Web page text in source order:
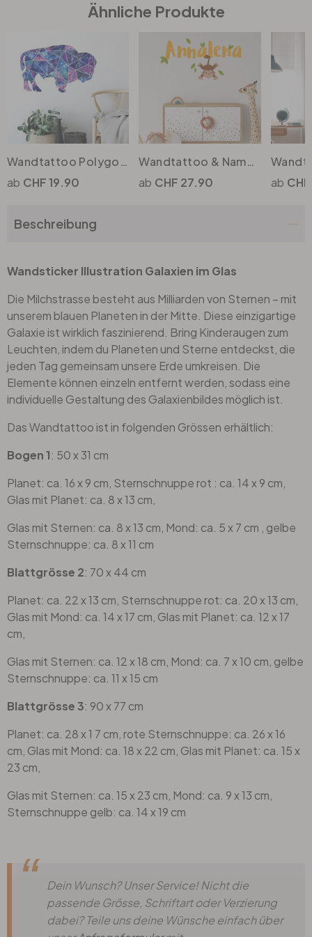
Bad
Eingangsbereich
Ähnliche Produkte
Wandtattoo Polygon Galaxie Bison
CHF 19.90
Wandtattoo & Name Äffchen
CHF 27.90
Beschreibung
Wandsticker Illustration Galaxien im Glas
Die Milchstrasse besteht aus Milliarden von Sternen – mit
unserem blauen Planeten in der Mitte. Diese einzigartige
Galaxie ist wirklich faszinierend. Bring Kinderaugen zum
Leuchten, indem du Planeten und Sterne entdeckst, die
jeden Tag gemeinsam unsere Erde umkreisen. Die
Elemente können einzeln entfernt werden, sodass eine
individuelle Gestaltung des Galaxienbildes möglich ist.
Das Wandtattoo ist in folgenden Grössen erhältlich:
Bogen 1: 50 x 31 cm
Planet: ca. 16 x 9 cm, Sternschnuppe rot : ca. 14 x 9 cm,
Glas mit Planet: ca. 8 x 13 cm,
Glas mit Sternen: ca. 8 x 13 cm, Mond: ca. 5 x 7 cm , gelbe
Sternschnuppe: ca. 8 x 11 cm
Blattgrösse 2: 70 x 44 cm
Planet: ca. 22 x 13 cm, Sternschnuppe rot: ca. 20 x 13 cm,
Glas mit Mond: ca. 14 x 17 cm, Glas mit Planet: ca. 12 x 17
cm,
Glas mit Sternen: ca. 12 x 18 cm, Mond: ca. 7 x 10 cm, gelbe
Sternschnuppe: ca. 11 x 15 cm
Blattgrösse 3: 90 x 77 cm
Planet: ca. 28 x 1 7 cm, rote Sternschnuppe: ca. 26 x 16
cm, Glas mit Mond: ca. 18 x 22 cm, Glas mit Planet: ca. 15 x
23 cm,
Glas mit Sternen: ca. 15 x 23 cm, Mond: ca. 9 x 13 cm,
Sternschnuppe gelb: ca. 14 x 19 cm
Dein Wunsch? Unser Service! Nicht die
passende Grösse, Schriftart oder Verzierung
dabei? Teile uns deine Wünsche einfach über